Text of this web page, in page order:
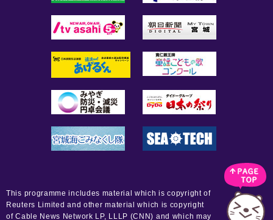
This programme includes material which is copyright of
Reuters Limited and other material which is copyright
of Cable News Network LP, LLLP (CNN) and which may